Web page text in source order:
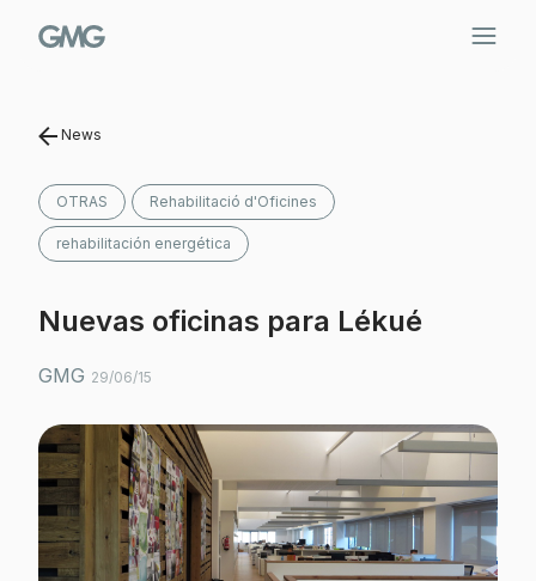
News
OTRAS Rehabilitació d'Oficines
rehabilitación energética
Nuevas oficinas para Lékué
GMG 29/06/15